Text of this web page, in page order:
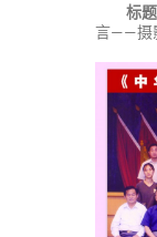
标题
言——摄